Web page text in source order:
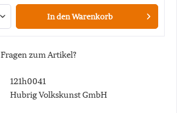
In denWarenkorb
Fragen zum Artikel?
121h0041
Hubrig Volkskunst GmbH